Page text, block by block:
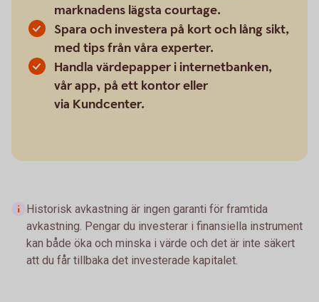
marknadens lägsta courtage.
Spara och investera på kort och lång sikt,
med tips från våra experter.
Handla värdepapper i internetbanken,
vår app, på ett kontor eller
via Kundcenter.
Historisk avkastning är ingen garanti för framtida
avkastning. Pengar du investerar i finansiella instrument
kan både öka och minska i värde och det är inte säkert
att du får tillbaka det investerade kapitalet.